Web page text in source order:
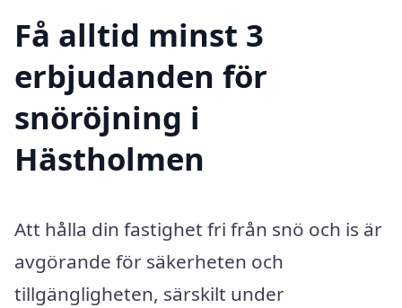
Få alltid minst 3
erbjudanden för
snöröjning i
Hästholmen
Att hålla din fastighet fri från snö och is är
avgörande för säkerheten och
tillgängligheten, särskilt under